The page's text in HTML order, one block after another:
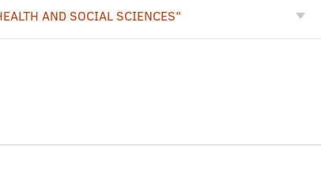
AND SOCIAL SCIENCES"